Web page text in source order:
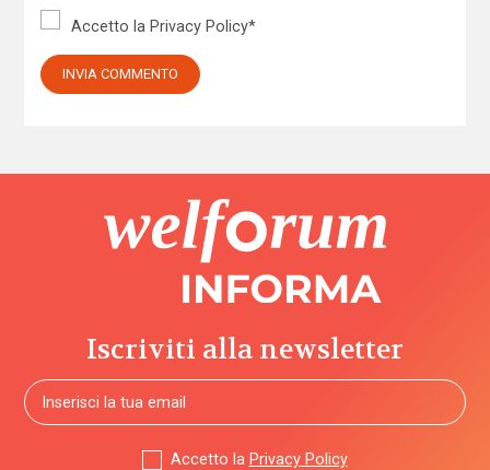
Accetto la Privacy Policy*
Iscriviti alla newsletter
Accetto la Privacy Policy